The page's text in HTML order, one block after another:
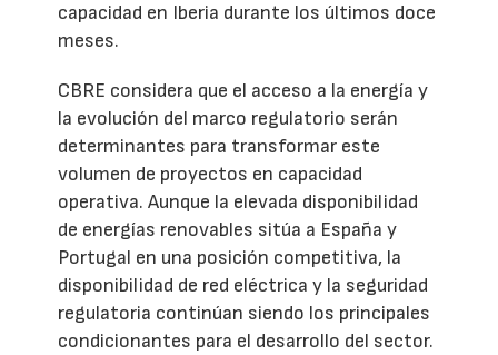
capacidad en Iberia durante los últimos doce
meses.
CBRE considera que el acceso a la energía y
la evolución del marco regulatorio serán
determinantes para transformar este
volumen de proyectos en capacidad
operativa. Aunque la elevada disponibilidad
de energías renovables sitúa a España y
Portugal en una posición competitiva, la
disponibilidad de red eléctrica y la seguridad
regulatoria continúan siendo los principales
condicionantes para el desarrollo del sector.